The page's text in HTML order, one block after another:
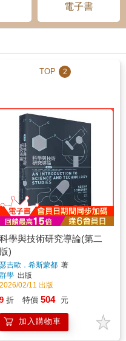
電子書
TOP 2
科學與技術研究導論(第二
版)
瑟吉歐．希斯蒙都 著
群學 出版
2026/02/11 出版
9 折 特價 504 元
加入購物車